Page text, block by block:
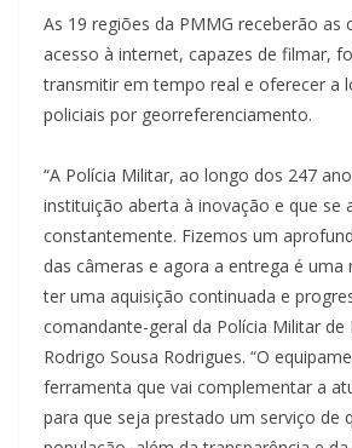
As 19 regiões da PMMG receberão as
acesso à internet, capazes de filmar,
transmitir em tempo real e oferecer a
policiais por georreferenciamento.
“A Polícia Militar, ao longo dos 247
instituição aberta à inovação e que se
constantemente. Fizemos um
das câmeras e agora a entrega é uma
ter uma aquisição continuada e
comandante-geral da Polícia Militar de
Rodrigo Sousa Rodrigues. “O
ferramenta que vai complementar a
para que seja prestado um serviço de